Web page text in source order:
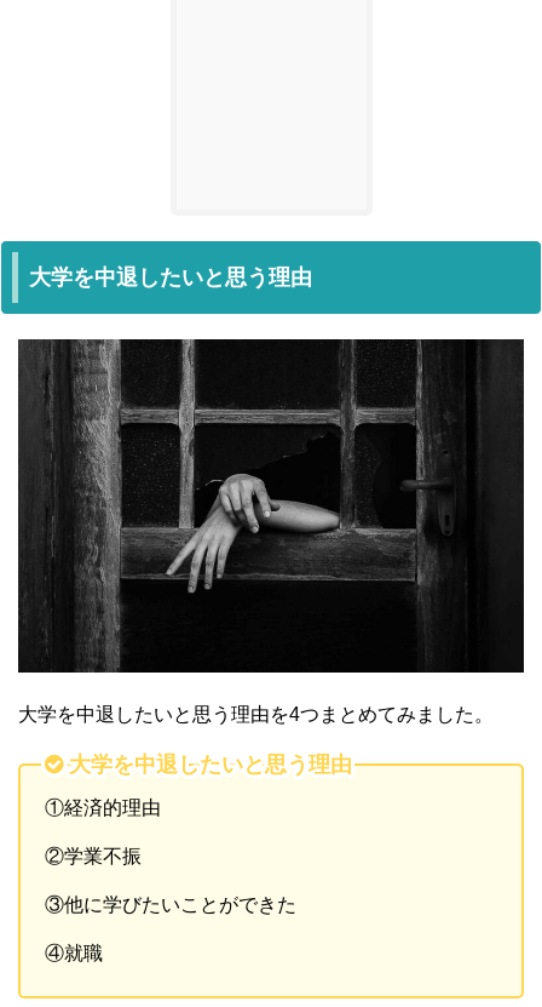
大学を中退したいと思う理由
大学を中退したいと思う理由を4つまとめてみました。
大学を中退したいと思う理由
①経済的理由
②学業不振
③他に学びたいことができた
④就職